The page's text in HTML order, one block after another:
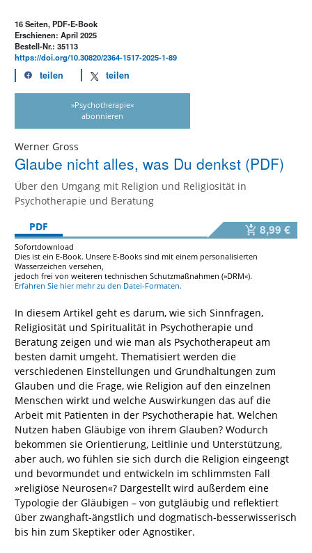
16 Seiten, PDF-E-Book
Erschienen: April 2025
Bestell-Nr.: 35113
https://doi.org/10.30820/2364-1517-2025-1-89
teilen teilen
»Psychotherapie«
abonnieren
Werner Gross
Glaube nicht alles, was Du denkst (PDF)
Über den Umgang mit Religion und Religiosität in
Psychotherapie und Beratung
PDF
8,99 €
Sofortdownload
Dies ist ein E-Book. Unsere E-Books sind mit einem personalisierten
Wasserzeichen versehen,
jedoch frei von weiteren technischen Schutzmaßnahmen (»DRM«).
Erfahren Sie hier mehr zu den Datei-Formaten.
In diesem Artikel geht es darum, wie sich Sinnfragen,
Religiosität und Spiritualität in Psychotherapie und
Beratung zeigen und wie man als Psychotherapeut am
besten damit umgeht. Thematisiert werden die
verschiedenen Einstellungen und Grundhaltungen zum
Glauben und die Frage, wie Religion auf den einzelnen
Menschen wirkt und welche Auswirkungen das auf die
Arbeit mit Patienten in der Psychotherapie hat. Welchen
Nutzen haben Gläubige von ihrem Glauben? Wodurch
bekommen sie Orientierung, Leitlinie und Unterstützung,
aber auch, wo fühlen sie sich durch die Religion eingeengt
und bevormundet und entwickeln im schlimmsten Fall
»religiöse Neurosen«? Dargestellt wird außerdem eine
Typologie der Gläubigen – von gutgläubig und reflektiert
über zwanghaft-ängstlich und dogmatisch-besserwisserisch
bis hin zum Skeptiker oder Agnostiker.